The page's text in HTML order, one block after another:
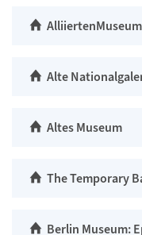
AlliiertenMuseum
Alte
Altes Museum
The Temporary
Berlin Museum: